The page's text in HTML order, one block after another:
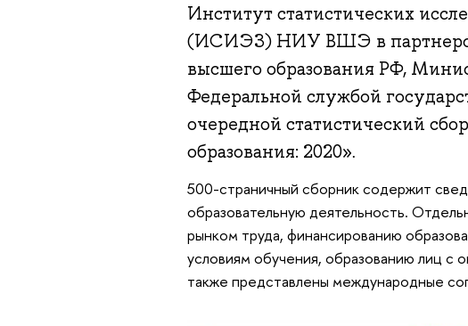
Институт статистических
(ИСИЭЗ) НИУ ВШЭ в
высшего образования РФ,
Федеральной службой
очередной статистический
образования: 2020».
500-страничный сборник содержит
образовательную деятельность.
рынком труда, финансированию
условиям обучения, образованию лиц с
также представлены международные